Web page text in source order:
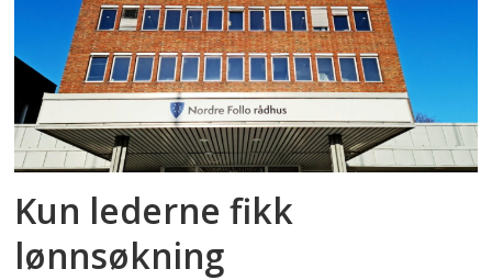
Kun lederne fikk
lønnsøkning